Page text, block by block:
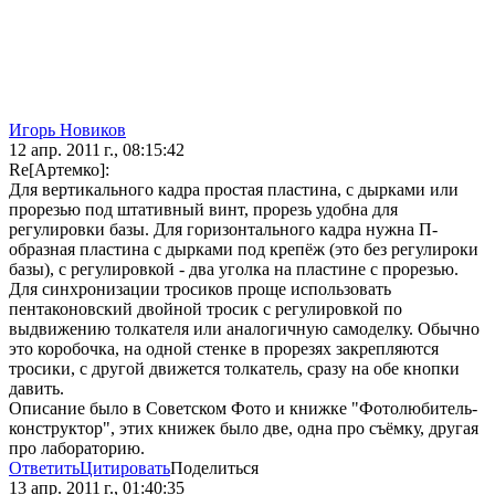
Игорь Новиков
12 апр. 2011 г., 08:15:42
Re[Артемко]:
Для вертикального кадра простая пластина, с дырками или
прорезью под штативный винт, прорезь удобна для
регулировки базы. Для горизонтального кадра нужна П-
образная пластина с дырками под крепёж (это без регулироки
базы), с регулировкой - два уголка на пластине с прорезью.
Для синхронизации тросиков проще использовать
пентаконовский двойной тросик с регулировкой по
выдвижению толкателя или аналогичную самоделку. Обычно
это коробочка, на одной стенке в прорезях закрепляются
тросики, с другой движется толкатель, сразу на обе кнопки
давить.
Описание было в Советском Фото и книжке "Фотолюбитель-
конструктор", этих книжек было две, одна про съёмку, другая
про лабораторию.
ОтветитьЦитироватьПоделиться
13 апр. 2011 г., 01:40:35